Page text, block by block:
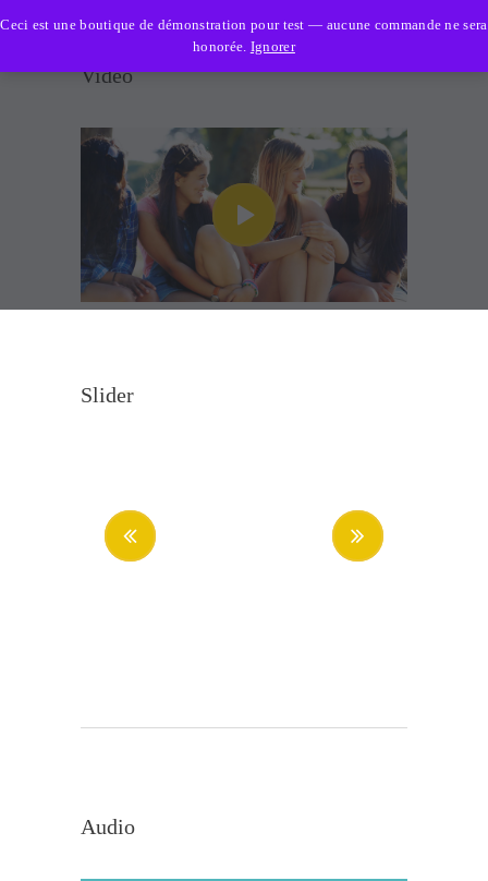
Ceci est une boutique de démonstration pour test — aucune commande ne sera
honorée. Ignorer
ASPIS SÉCURITÉ
ADMISSION
SERVICES
SECTEURS D’ACTIVITÉ
NOUS JOINDRE
Video
Slider
Audio
Aspis Sécurité